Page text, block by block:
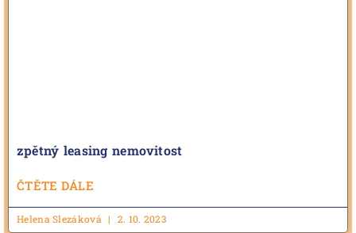
zpětný leasing nemovitost
ČTĚTE DÁLE
Helena Slezáková 2. 10. 2023